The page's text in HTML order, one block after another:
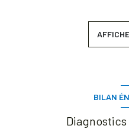
annuelle) Honoraires charge
Immobilier Frais de visite /
dont honoraires état des lieux :
BILAN